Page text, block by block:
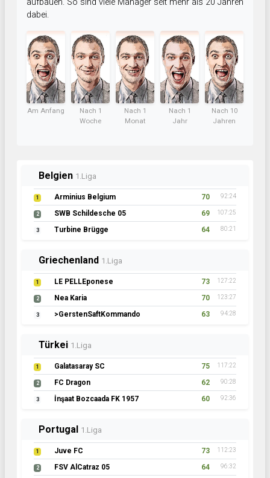
aufbauen. So sind viele Manager seit mehr als 20 Jahren
dabei.
Am Anfang
Nach 1
Woche
Nach 1
Monat
Nach 1
Jahr
Nach 10
Jahren
Belgien 1.Liga
1 Arminius Belgium 70 92:24
2 SWB Schildesche 05 69 107:25
3 Turbine Brügge 64 80:21
Griechenland 1.Liga
1 LE PELLEponese 73 127:22
2 Nea Karia 70 123:27
3 >GerstenSaftKommando 63 94:28
Türkei 1.Liga
1 Galatasaray SC 75 117:22
2 FC Dragon 62 90:28
3 İnşaat Bozcaada FK 1957 60 92:36
Portugal 1.Liga
1 Juve FC 73 112:23
2 FSV AlCatraz 05 64 96:32